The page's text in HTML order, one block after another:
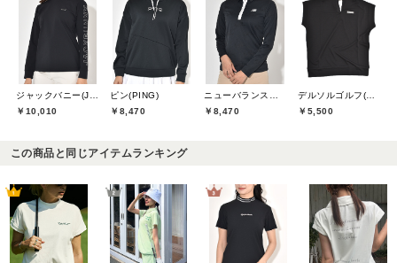
￥10,010
ピン(PING)
￥8,470
￥8,470
￥5,500
この商品と同じアイテムランキング